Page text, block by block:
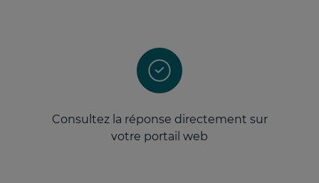
Consultez la réponse directement sur
votre portail web